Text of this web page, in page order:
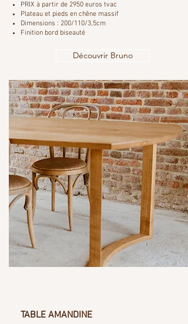
PRIX à partir de 2950 euros tvac
Plateau et pieds en chêne massif
Dimensions : 200/110/3,5cm
Finition bord biseauté
Découvrir Bruno
TABLE AMANDINE